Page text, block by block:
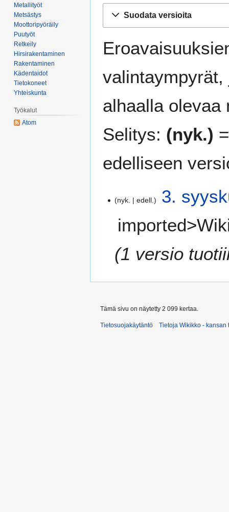
navigaatioon
hakuunSuodata versioita
alhaalla olevaa
Selitys: (nyk.)
edelliseen
2
0
nyk. edell.
3.
1 versio
Metallityöt
Metsästys
Moottoripyöräily
Puutyöt
Retkeily
Hirsirakentaminen
Rakentaminen
Kädentaidot
Tietokoneet
Yhteiskunta
Työkalut
Atom
Tämä sivu on näytetty 2 099 kertaa.
Tietosuojakäytäntö Tietoja Wikikko - kansan